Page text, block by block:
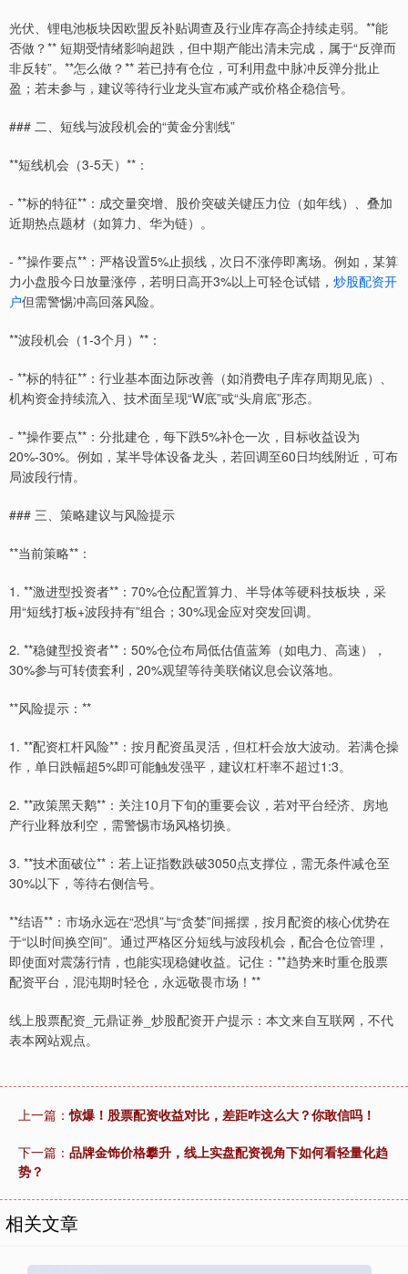
光伏、锂电池板块因欧盟反补贴调查及行业库存高企持续走弱。**能
否做？** 短期受情绪影响超跌，但中期产能出清未完成，属于“反弹而
非反转”。**怎么做？** 若已持有仓位，可利用盘中脉冲反弹分批止
盈；若未参与，建议等待行业龙头宣布减产或价格企稳信号。
### 二、短线与波段机会的“黄金分割线”
**短线机会（3-5天）**：
- **标的特征**：成交量突增、股价突破关键压力位（如年线）、叠加
近期热点题材（如算力、华为链）。
- **操作要点**：严格设置5%止损线，次日不涨停即离场。例如，某算
力小盘股今日放量涨停，若明日高开3%以上可轻仓试错， 炒股配资开
户但需警惕冲高回落风险。
**波段机会（1-3个月）**：
- **标的特征**：行业基本面边际改善（如消费电子库存周期见底）、
机构资金持续流入、技术面呈现“W底”或“头肩底”形态。
- **操作要点**：分批建仓，每下跌5%补仓一次，目标收益设为
20%-30%。例如，某半导体设备龙头，若回调至60日均线附近，可布
局波段行情。
### 三、策略建议与风险提示
**当前策略**：
1. **激进型投资者**：70%仓位配置算力、半导体等硬科技板块，采
用“短线打板+波段持有”组合；30%现金应对突发回调。
2. **稳健型投资者**：50%仓位布局低估值蓝筹（如电力、高速），
30%参与可转债套利，20%观望等待美联储议息会议落地。
**风险提示：**
1. **配资杠杆风险**：按月配资虽灵活，但杠杆会放大波动。若满仓操
作，单日跌幅超5%即可能触发强平，建议杠杆率不超过1:3。
2. **政策黑天鹅**：关注10月下旬的重要会议，若对平台经济、房地
产行业释放利空，需警惕市场风格切换。
3. **技术面破位**：若上证指数跌破3050点支撑位，需无条件减仓至
30%以下，等待右侧信号。
**结语**：市场永远在“恐惧”与“贪婪”间摇摆，按月配资的核心优势在
于“以时间换空间”。通过严格区分短线与波段机会，配合仓位管理，
即使面对震荡行情，也能实现稳健收益。记住：**趋势来时重仓股票
配资平台，混沌期时轻仓，永远敬畏市场！**
线上股票配资_元鼎证券_炒股配资开户提示：本文来自互联网，不代
表本网站观点。
上一篇：惊爆！股票配资收益对比，差距咋这么大？你敢信吗！
下一篇： 品牌金饰价格攀升，线上实盘配资视角下如何看轻量化趋
势？
相关文章